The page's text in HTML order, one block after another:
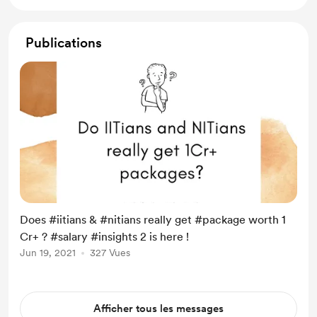
Publications
Does #iitians & #nitians really get #package worth 1
Cr+ ? #salary #insights 2 is here !
Jun 19, 2021 327 Vues
Afficher tous les messages